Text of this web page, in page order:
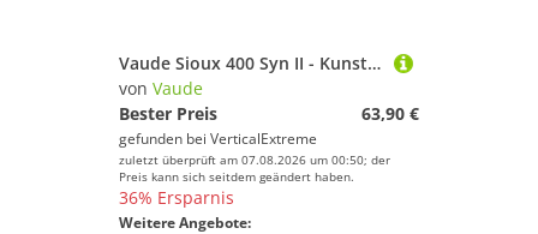
Vaude Sioux 400 Syn II - Kunstfaserschlafsack
von Vaude
Bester Preis
63,90 €
gefunden bei VerticalExtreme
zuletzt überprüft am 07.08.2026 um 00:50; der
Preis kann sich seitdem geändert haben.
36% Ersparnis
Weitere Angebote: